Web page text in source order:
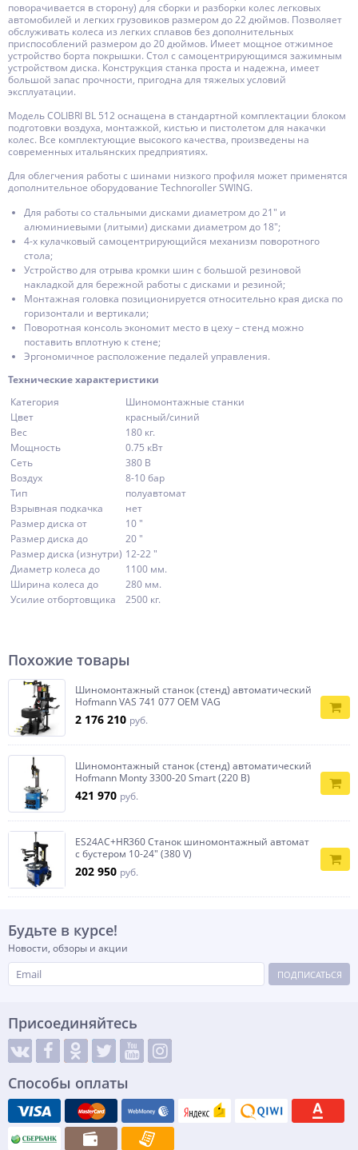
поворачивается в сторону) для сборки и разборки колес легковых
автомобилей и легких грузовиков размером до 22 дюймов. Позволяет
обслуживать колеса из легких сплавов без дополнительных
приспособлений размером до 20 дюймов. Имеет мощное отжимное
устройство борта покрышки. Стол с самоцентрирующимся зажимным
устройством диска. Конструкция станка проста и надежна, имеет
большой запас прочности, пригодна для тяжелых условий
эксплуатации.
Модель COLIBRI BL 512 оснащена в стандартной комплектации блоком
подготовки воздуха, монтажкой, кистью и пистолетом для накачки
колес. Все комплектующие высокого качества, произведены на
современных итальянских предприятиях.
Для облегчения работы с шинами низкого профиля может применятся
дополнительное оборудование Technoroller SWING.
Для работы со стальными дисками диаметром до 21″ и
алюминиевыми (литыми) дисками диаметром до 18″;
4-х кулачковый самоцентрирующийся механизм поворотного
стола;
Устройство для отрыва кромки шин с большой резиновой
накладкой для бережной работы с дисками и резиной;
Монтажная головка позиционируется относительно края диска по
горизонтали и вертикали;
Поворотная консоль экономит место в цеху – стенд можно
поставить вплотную к стене;
Эргономичное расположение педалей управления.
Технические характеристики
Категория
Шиномонтажные станки
Цвет
красный/синий
Вес
180 кг.
Мощность
0.75 кВт
Сеть
380 В
Воздух
8-10 бар
Тип
полуавтомат
Взрывная подкачка
нет
Размер диска от
10 "
Размер диска до
20 "
Размер диска (изнутри) 12-22 "
Диаметр колеса до
1100 мм.
Ширина колеса до
280 мм.
Усилие отбортовщика
2500 кг.
Похожие товары
Шиномонтажный станок (стенд) автоматический
Hofmann VAS 741 077 OEM VAG
2 176 210 руб.
Шиномонтажный станок (стенд) автоматический
Hofmann Monty 3300-20 Smart (220 В)
421 970 руб.
ES24AC+HR360 Станок шиномонтажный автомат
с бустером 10-24" (380 V)
202 950 руб.
Будьте в курсе!
Новости, обзоры и акции
ПОДПИСАТЬСЯ
Присоединяйтесь
Способы оплаты